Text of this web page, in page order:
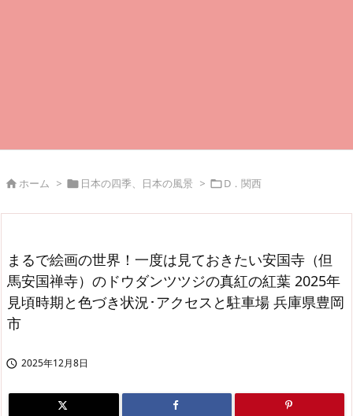
ホーム >  日本の四季、日本の風景 > D．関西
まるで絵画の世界！一度は見ておきたい安国寺（但
馬安国禅寺）のドウダンツツジの真紅の紅葉 2025年
見頃時期と色づき状況･アクセスと駐車場 兵庫県豊岡
市
 2025年12月8日